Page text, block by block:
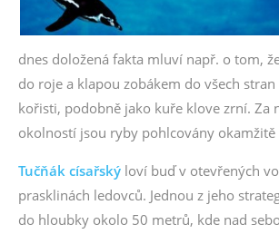
dnes doložená fakta mluví např. o tom,
do roje a klapou zobákem do všech
kořisti, podobně jako kuře klove zrní. Za
okolností jsou ryby pohlcovány okamžitě
Tučňák císařský loví buď v otevřených
prasklinách ledovců. Jednou z jeho
do hloubky okolo 50 metrů, kde nad